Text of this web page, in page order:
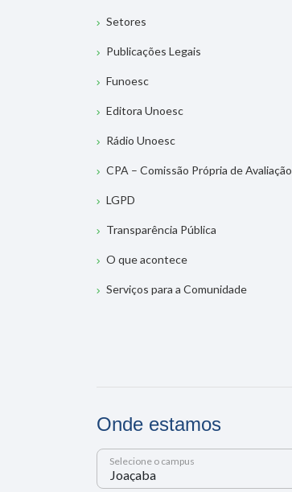
Setores
Publicações Legais
Funoesc
Editora Unoesc
Rádio Unoesc
CPA – Comissão Própria de Avaliação
LGPD
Transparência Pública
O que acontece
Serviços para a Comunidade
Onde estamos
Selecione o campus